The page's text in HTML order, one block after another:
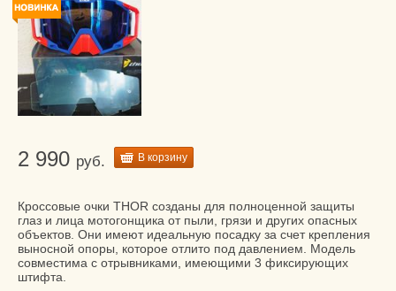
2 990 руб. В корзину
Кроссовые очки THOR созданы для полноценной защиты
глаз и лица мотогонщика от пыли, грязи и других опасных
объектов. Они имеют идеальную посадку за счет крепления
выносной опоры, которое отлито под давлением. Модель
совместима с отрывниками, имеющими 3 фиксирующих
штифта.